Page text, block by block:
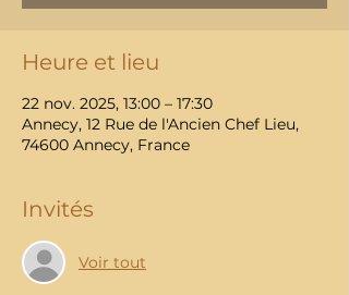
Heure et lieu
22 nov. 2025, 13:00 – 17:30
Annecy, 12 Rue de l'Ancien Chef Lieu,
74600 Annecy, France
Invités
Voir tout